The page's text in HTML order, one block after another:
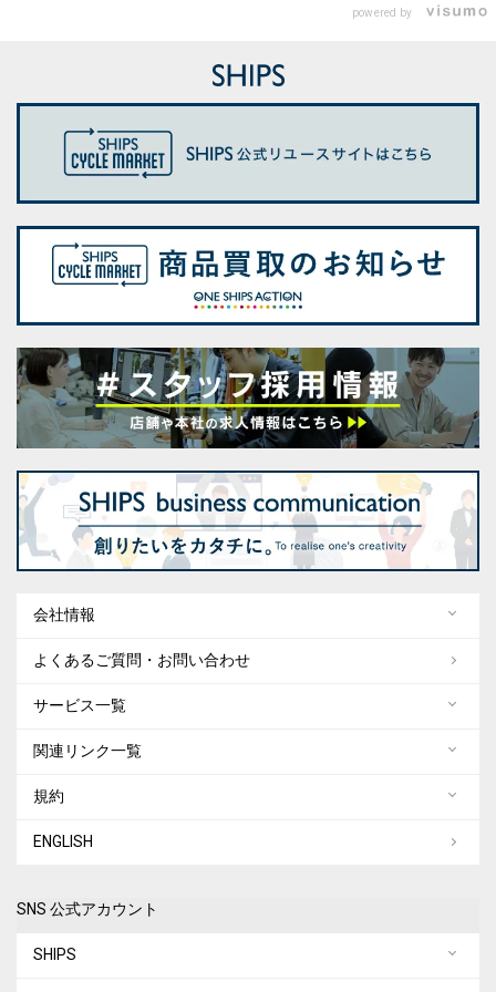
powered by
会社情報
よくあるご質問・お問い合わせ
サービス一覧
関連リンク一覧
規約
ENGLISH
SNS 公式アカウント
SHIPS